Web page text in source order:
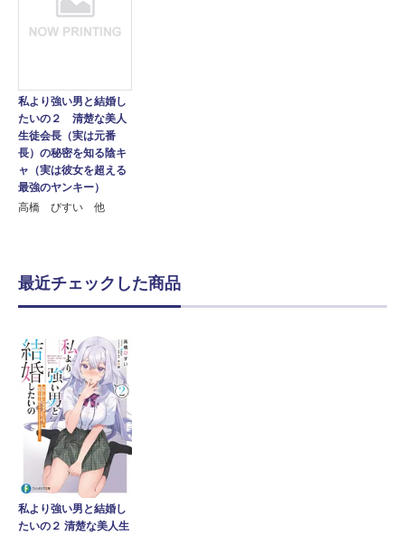
私より強い男と結婚し
たいの２ 清楚な美人
生徒会長（実は元番
長）の秘密を知る陰キ
ャ（実は彼女を超える
最強のヤンキー）
高橋 びすい 他
最近チェックした商品
私より強い男と結婚し
たいの２ 清楚な美人生